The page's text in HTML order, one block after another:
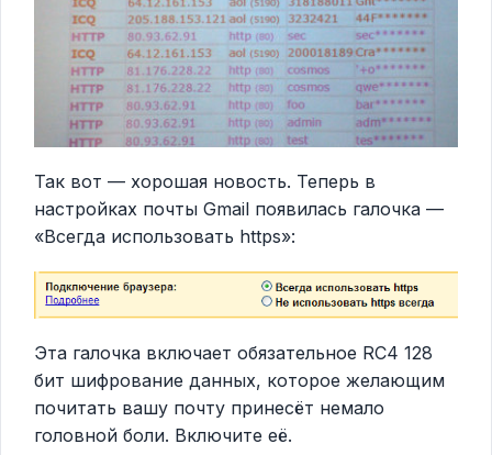
Так вот — хорошая новость. Теперь в
настройках почты Gmail появилась галочка —
«Всегда использовать https»:
Эта галочка включает обязательное RC4 128
бит шифрование данных, которое желающим
почитать вашу почту принесёт немало
головной боли. Включите её.